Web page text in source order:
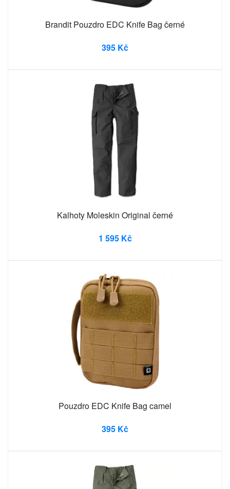
Brandit Pouzdro EDC Knife Bag černé
395 Kč
Kalhoty Moleskin Original černé
1 595 Kč
Pouzdro EDC Knife Bag camel
395 Kč